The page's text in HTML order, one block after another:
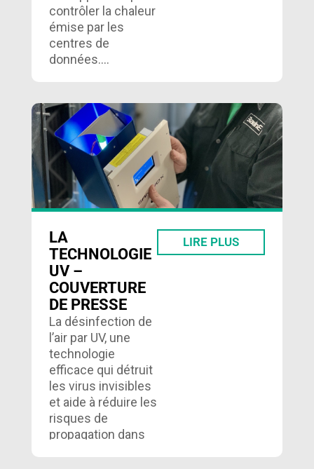
contrôler la chaleur
émise par les
centres de
données….
LA
TECHNOLOGIE
UV –
COUVERTURE
DE PRESSE
La désinfection de
l’air par UV, une
technologie
efficace qui détruit
les virus invisibles
et aide à réduire les
risques de
propagation dans
LIRE PLUS